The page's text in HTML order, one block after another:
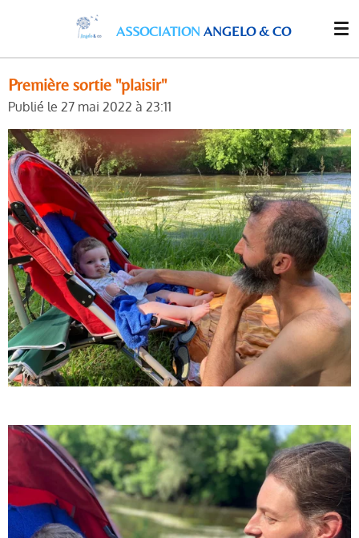
contenu
ASSOCIATION ANGELO & CO
Première sortie "plaisir"
Publié le 27 mai 2022 à 23:11